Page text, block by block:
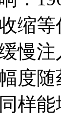
缩
慢
度
样